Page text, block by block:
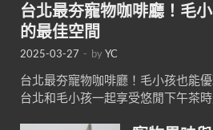
台北最夯寵物咖啡廳！毛
的最佳空間
2025-03-27 - byYC
台北最夯寵物咖啡廳！毛小孩也能
台北和毛小孩一起享受悠閒下午茶